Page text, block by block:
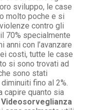
sviluppo, le case
molto poche e si
contro gli
70% specialmente
con l’avanzare
costi, tutte le case
si sono trovati ad
sono stati
fino al 2%.
capire quanto sia